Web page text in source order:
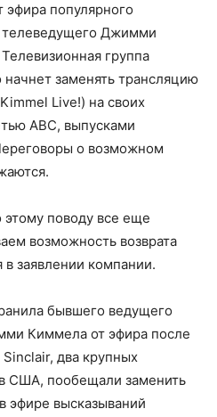
популярного
телеведущего Джимми
группа
заменять трансляцию
Live!) на своих
ABC, выпусками
о возможном
поводу все еще
возможность возврата
заявлении компании.
бывшего ведущего
Киммела от эфира после
два крупных
США, пообещали заменить
эфире высказываний